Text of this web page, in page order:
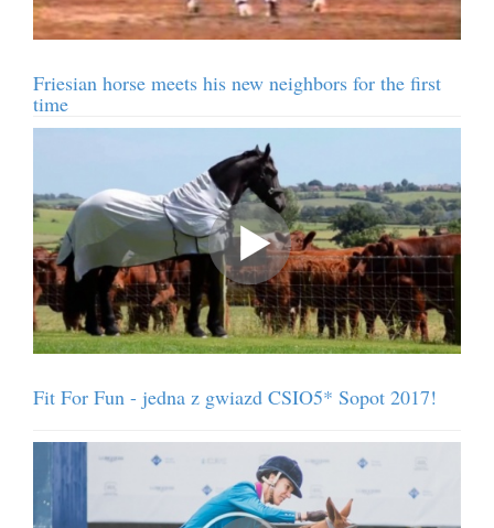
Friesian horse meets his new neighbors for the first
time
Fit For Fun - jedna z gwiazd CSIO5* Sopot 2017!